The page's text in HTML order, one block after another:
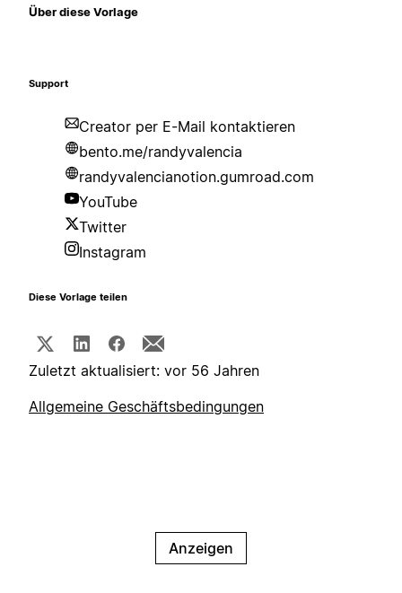
Über diese Vorlage
Support
Creator per E-Mail kontaktieren
bento.me/randyvalencia
randyvalencianotion.gumroad.com
YouTube
Twitter
Instagram
Diese Vorlage teilen
Zuletzt aktualisiert: vor 56 Jahren
Allgemeine Geschäftsbedingungen
Anzeigen